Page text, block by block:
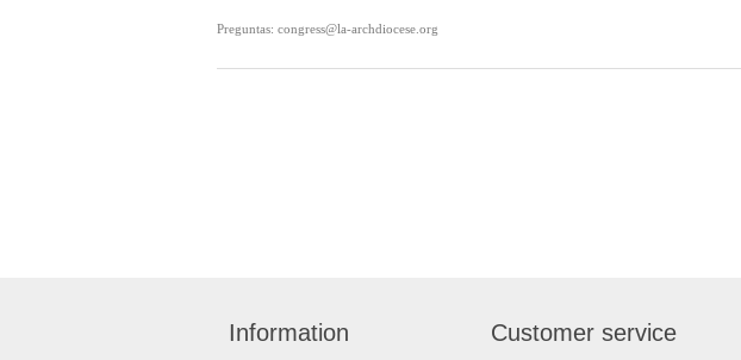
Preguntas: congress@la-archdiocese.org
Information Customer service